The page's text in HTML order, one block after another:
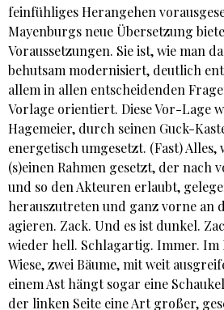
feinfühliges Herangehen
Mayenburgs neue Übersetzung
Voraussetzungen. Sie ist, wie man
behutsam modernisiert, deutlich
allem in allen entscheidenden
Vorlage orientiert. Diese Vor-Lage
Hagemeier, durch seinen Guck-
energetisch umgesetzt. (Fast) Alles,
(s)einen Rahmen gesetzt, der nach
und so den Akteuren erlaubt,
herauszutreten und ganz vorne an
agieren. Zack. Und es ist dunkel.
wieder hell. Schlagartig. Immer.
Wiese, zwei Bäume, mit weit
einem Ast hängt sogar eine
der linken Seite eine Art großer,